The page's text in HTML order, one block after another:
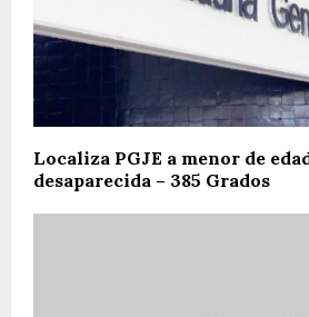
Localiza PGJE a menor de
desaparecida – 385 Grados